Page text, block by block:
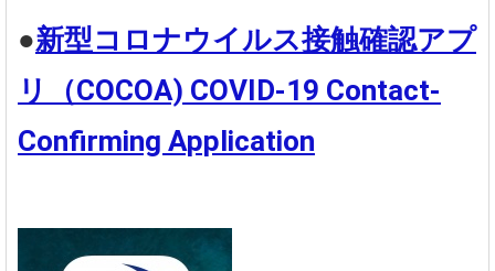
●新型コロナウイルス接触確認アプ
リ（COCOA) COVID-19 Contact-
Confirming Application